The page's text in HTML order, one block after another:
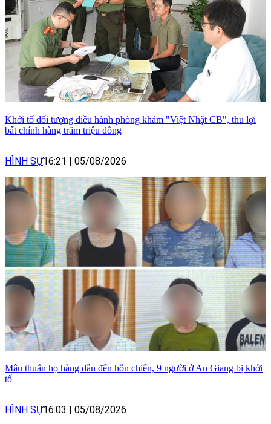
Khởi tố đối tượng điều hành phòng khám "Việt Nhật CB", thu lợi
bất chính hàng trăm triệu đồng
HÌNH SỰ16:21 | 05/08/2026
Mâu thuẫn họ hàng dẫn đến hỗn chiến, 9 người ở An Giang bị khởi
tố
HÌNH SỰ16:03 | 05/08/2026